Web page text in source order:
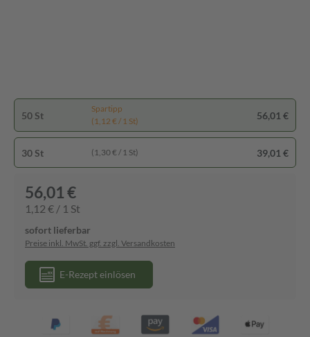
50 St
Spartipp
(1,12 € / 1 St)
56,01 €
30 St (1,30 € / 1 St) 39,01 €
56,01 €
1,12 € / 1 St
sofort lieferbar
Preise inkl. MwSt. ggf. zzgl. Versandkosten
E-Rezept einlösen